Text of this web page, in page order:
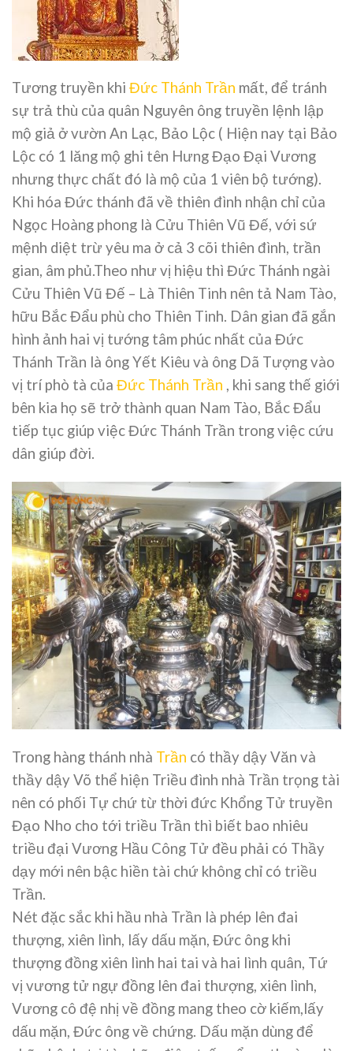
Tương truyền khi Đức Thánh Trần mất, để tránh
sự trả thù của quân Nguyên ông truyền lệnh lập
mộ giả ở vườn An Lạc, Bảo Lộc ( Hiện nay tại Bảo
Lộc có 1 lăng mộ ghi tên Hưng Đạo Đại Vương
nhưng thực chất đó là mộ của 1 viên bộ tướng).
Khi hóa Đức thánh đã về thiên đình nhận chỉ của
Ngọc Hoàng phong là Cửu Thiên Vũ Đế, với sứ
mệnh diệt trừ yêu ma ở cả 3 cõi thiên đình, trần
gian, âm phủ.Theo như vị hiệu thì Đức Thánh ngài
Cửu Thiên Vũ Đế – Là Thiên Tinh nên tả Nam Tào,
hữu Bắc Đẩu phù cho Thiên Tinh. Dân gian đã gắn
hình ảnh hai vị tướng tâm phúc nhất của Đức
Thánh Trần là ông Yết Kiêu và ông Dã Tượng vào
vị trí phò tà của Đức Thánh Trần , khi sang thế giới
bên kia họ sẽ trở thành quan Nam Tào, Bắc Đẩu
tiếp tục giúp việc Đức Thánh Trần trong việc cứu
dân giúp đời.
Trong hàng thánh nhà Trần có thầy dậy Văn và
thầy dậy Võ thể hiện Triều đình nhà Trần trọng tài
nên có phối Tự chứ từ thời đức Khổng Tử truyền
Đạo Nho cho tới triều Trần thì biết bao nhiêu
triều đại Vương Hầu Công Tử đều phải có Thầy
dạy mới nên bậc hiền tài chứ không chỉ có triều
Trần.
Nét đặc sắc khi hầu nhà Trần là phép lên đai
thượng, xiên lình, lấy dấu mặn, Đức ông khi
thượng đồng xiên lình hai tai và hai lình quân, Tứ
vị vương tử ngự đồng lên đai thượng, xiên lình,
Vương cô đệ nhị về đồng mang theo cờ kiếm,lấy
dấu mặn, Đức ông về chứng. Dấu mặn dùng để